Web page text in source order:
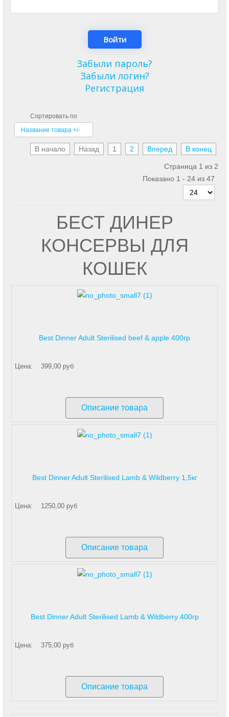
Забыли пароль?
Забыли логин?
Регистрация
Сортировать по
Название товара +/-
В начало Назад 1 2 Вперед В конец
Страница 1 из 2
Показано 1 - 24 из 47
БЕСТ ДИНЕР
КОНСЕРВЫ ДЛЯ
КОШЕК
Best Dinner Adult Sterilised beef & apple 400гр
Цена: 399,00 руб
Описание товара
Best Dinner Adult Sterilised Lamb & Wildberry 1,5кг
Цена: 1250,00 руб
Описание товара
Best Dinner Adult Sterilised Lamb & Wildberry 400гр
Цена: 375,00 руб
Описание товара